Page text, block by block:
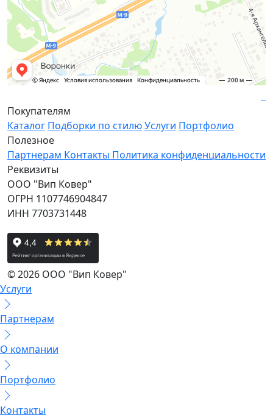
Покупателям
Каталог Подборки по стилюУслуги Портфолио
Полезное
Партнерам Контакты Политика конфиденциальности
Реквизиты
ООО "Вип Ковер"
ОГРН 1107746904847
ИНН 7703731448
© 2026 ООО "Вип Ковер"
Услуги
Партнерам
О компании
Портфолио
Контакты